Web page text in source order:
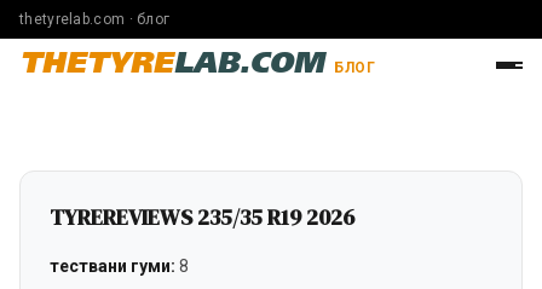
thetyrelab.com · блог
THETYRELAB.COM БЛОГ
TYREREVIEWS 235/35 R19 2026
тествани гуми: 8